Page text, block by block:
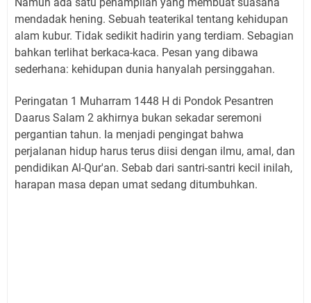
mendadak hening. Sebuah teaterikal tentang kehidupan
alam kubur. Tidak sedikit hadirin yang terdiam. Sebagian
bahkan terlihat berkaca-kaca. Pesan yang dibawa
sederhana: kehidupan dunia hanyalah persinggahan.
Peringatan 1 Muharram 1448 H di Pondok Pesantren
Daarus Salam 2 akhirnya bukan sekadar seremoni
pergantian tahun. Ia menjadi pengingat bahwa
perjalanan hidup harus terus diisi dengan ilmu, amal, dan
pendidikan Al-Qur'an. Sebab dari santri-santri kecil inilah,
harapan masa depan umat sedang ditumbuhkan.